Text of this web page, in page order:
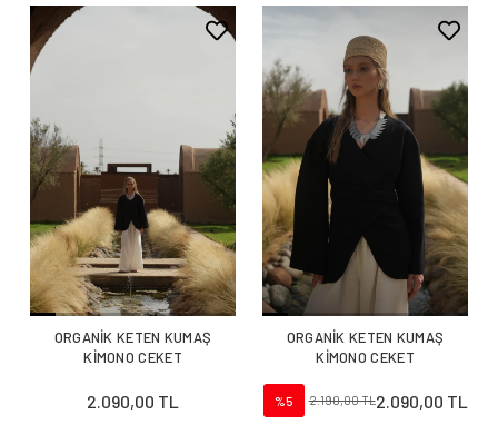
ORGANİK KETEN KUMAŞ
KİMONO CEKET
2.090,00 TL
ORGANİK KETEN KUMAŞ
KİMONO CEKET
%5 2.190,00 TL2.090,00 TL